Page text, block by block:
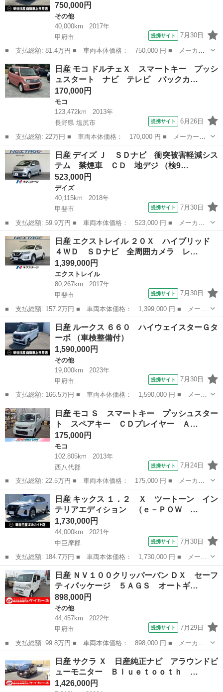
750,000円
その他
40,000km
2017年
甲府市
提携サイト 7月30日
■ 支払総額: 81.4万円 ■ 車両本体価格： 750,000 円 ■ メーカー
名： 日産 ■ 車種名： ＮＴ１００クリッパートラック ■ グレー
ド名： ６６０ ＧＸ ４ＷＤ ■ 排気量： 660cc ■ ドア枚数：
2...
山梨 甲府市 その他
日産 モコ ドルチェＸ スマートキー プッシ
ュスタート ナビ テレビ バックカ…
170,000円
モコ
123,472km
2013年
長野県 塩尻市
提携サイト 6月26日
■ 支払総額: 22万円 ■ 車両本体価格： 170,000 円 ■ メーカー
名： 日産 ■ 車種名： モコ ■ グレード名： ドルチェＸ スマ
ートキー プッシュスタート ナビ テレビ バックカメラ アルミ
ホイール ＣＶＴ...
長野 塩尻市 モコ
日産 デイズ Ｊ ＳＤナビ 衝突被害軽減シス
テム 禁煙車 ＣＤ 地デジ （検9…
523,000円
デイズ
40,115km
2018年
甲斐市
提携サイト 7月30日
■ 支払総額: 59.9万円 ■ 車両本体価格： 523,000 円 ■ メーカー
名： 日産 ■ 車種名： デイズ ■ グレード名： Ｊ ＳＤナビ
衝突被害軽減システム 禁煙車 ＣＤ 地デジ ■ 排気量： 660cc
■ ...
山梨 甲斐市 デイズ
日産 エクストレイル ２０Ｘ ハイブリッド
４ＷＤ ＳＤナビ 全周囲カメラ レ…
1,399,000円
エクストレイル
80,267km
2017年
甲斐市
提携サイト 7月30日
■ 支払総額: 157.2万円 ■ 車両本体価格： 1,399,000 円 ■ メーカ
ー名： 日産 ■ 車種名： エクストレイル ■ グレード名： ２０
Ｘ ハイブリッド ４ＷＤ ＳＤナビ 全周囲カメラ レーダークル
ーズ 禁...
山梨 甲斐市 エクストレイル
日産 ルークス ６６０ ハイウェイスターＧタ
ーボ （車検整備付）
1,590,000円
その他
19,000km
2023年
甲府市
提携サイト 7月30日
■ 支払総額: 166.5万円 ■ 車両本体価格： 1,590,000 円 ■ メーカ
ー名： 日産 ■ 車種名： ルークス ■ グレード名： ６６０ ハ
イウェイスターＧターボ ■ 排気量： 660cc ■ ドア枚数： 5D...
山梨 甲府市 その他
日産 モコ Ｓ スマートキー プッシュスター
ト スペアキー ＣＤプレイヤー Ａ…
175,000円
モコ
102,805km
2013年
西八代郡
提携サイト 7月24日
■ 支払総額: 22.5万円 ■ 車両本体価格： 175,000 円 ■ メーカー
名： 日産 ■ 車種名： モコ ■ グレード名： Ｓ スマートキ
ー プッシュスタート スペアキー ＣＤプレイヤー ＡＵＸ 電格
ミラー パワー...
山梨 西八代郡 モコ
日産 キックス １．２ Ｘ ツートーン イン
テリアエディション （ｅ－ＰＯＷ …
1,730,000円
44,000km
2021年
中巨摩郡
提携サイト 7月30日
■ 支払総額: 184.7万円 ■ 車両本体価格： 1,730,000 円 ■ メーカ
ー名： 日産 ■ 車種名： キックス ■ グレード名： １．２
Ｘ ツートーン インテリアエディション （ｅ－ＰＯＷ ナビ／Ｅ
ＴＣ／全周...
山梨 中巨摩郡
日産 ＮＶ１００クリッパーバン ＤＸ セーフ
ティパッケージ ５ＡＧＳ オートギ…
898,000円
その他
44,457km
2022年
甲府市
提携サイト 7月29日
■ 支払総額: 99.8万円 ■ 車両本体価格： 898,000 円 ■ メーカー
名： 日産 ■ 車種名： ＮＶ１００クリッパーバン ■ グレード
名： ＤＸ セーフティパッケージ ５ＡＧＳ オートギアシフト
２ＷＤ 日産セ...
甲府市 その他
日産 サクラ Ｘ 日産純正ナビ アラウンドビ
ューモニター Ｂｌｕｅｔｏｏｔｈ …
1,426,000円